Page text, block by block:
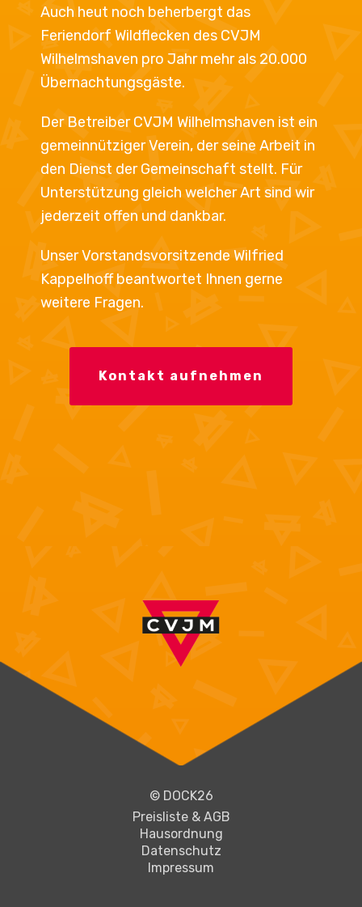
Auch heut noch beherbergt das
Feriendorf Wildflecken des CVJM
Wilhelmshaven pro Jahr mehr als 20.000
Übernachtungsgäste.
Der Betreiber CVJM Wilhelmshaven ist ein
gemeinnütziger Verein, der seine Arbeit in
den Dienst der Gemeinschaft stellt. Für
Unterstützung gleich welcher Art sind wir
jederzeit offen und dankbar.
Unser Vorstandsvorsitzende Wilfried
Kappelhoff beantwortet Ihnen gerne
weitere Fragen.
Kontakt aufnehmen
© DOCK26
Preisliste & AGB
Hausordnung
Datenschutz
Impressum